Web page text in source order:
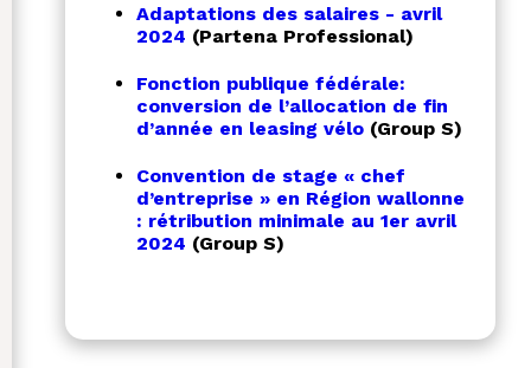
Adaptations des salaires - avril
2024 (Partena Professional)
Fonction publique fédérale:
conversion de l’allocation de fin
d’année en leasing vélo (Group S)
Convention de stage « chef
d’entreprise » en Région wallonne
: rétribution minimale au 1er avril
2024 (Group S)